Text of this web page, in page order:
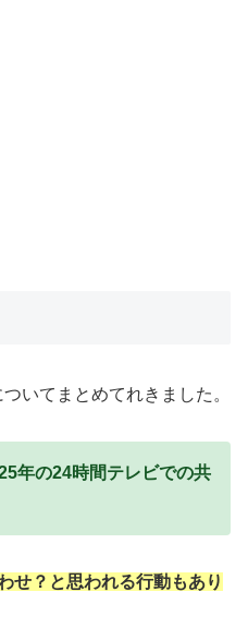
いてまとめてれきました。
年の24時間テレビでの共
せ？と思われる行動もあり